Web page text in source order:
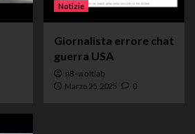
Notizie
Giornalista errore chat
guerra USA
n8-woltlab
Marzo 25, 2025 0